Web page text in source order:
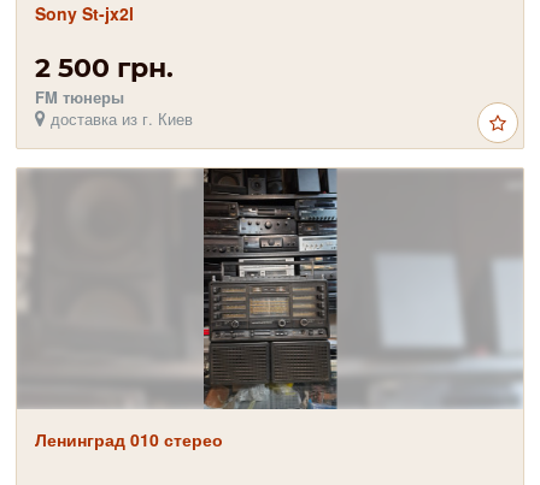
Sony St-jx2l
2 500 грн.
FM тюнеры
доставка из г. Киев
Ленинград 010 стерео